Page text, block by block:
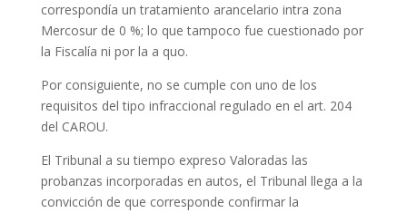
correspondía un tratamiento arancelario intra zona
Mercosur de 0 %; lo que tampoco fue cuestionado por
la Fiscalía ni por la a quo.
Por consiguiente, no se cumple con uno de los
requisitos del tipo infraccional regulado en el art. 204
del CAROU.
El Tribunal a su tiempo expreso Valoradas las
probanzas incorporadas en autos, el Tribunal llega a la
convicción de que corresponde confirmar la